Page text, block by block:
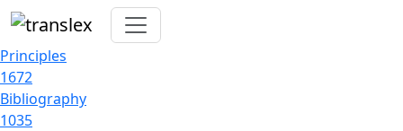
Principles
1672
Bibliography
1035